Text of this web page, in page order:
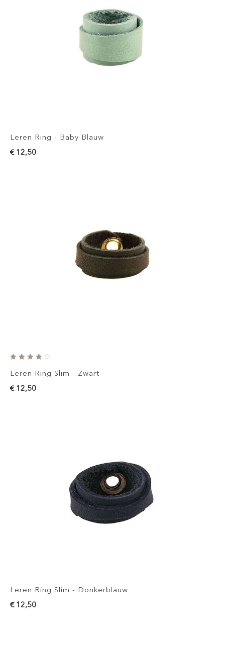
Leren Ring - Baby Blauw
€ 12,50
Leren Ring Slim - Zwart
€ 12,50
Leren Ring Slim - Donkerblauw
€ 12,50